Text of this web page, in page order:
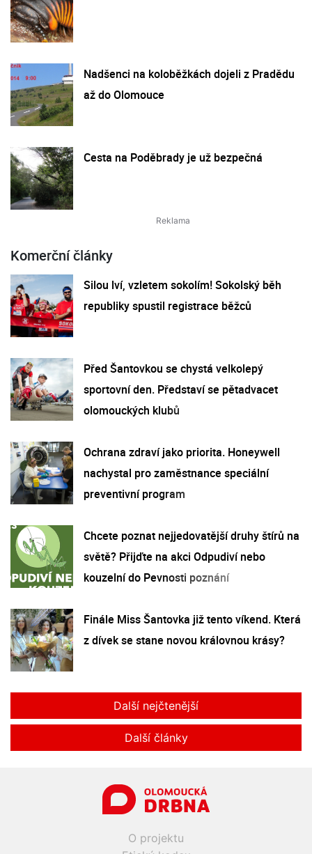
Nadšenci na koloběžkách dojeli z Pradědu
až do Olomouce
Cesta na Poděbrady je už bezpečná
Komerční články
Silou lví, vzletem sokolím! Sokolský běh
republiky spustil registrace běžců
Před Šantovkou se chystá velkolepý
sportovní den. Představí se pětadvacet
olomouckých klubů
Ochrana zdraví jako priorita. Honeywell
nachystal pro zaměstnance speciální
preventivní program
Chcete poznat nejjedovatější druhy štírů na
světě? Přijďte na akci Odpudiví nebo
kouzelní do Pevnosti poznání
Finále Miss Šantovka již tento víkend. Která
z dívek se stane novou královnou krásy?
Další nejčtenější
Další články
O projektu